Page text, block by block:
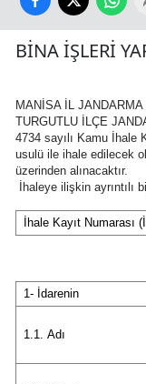
BİNA İŞLERİ
MANİSA İL
TURGUTLU İLÇE
4734 sayılı Kamu İhale
usulü ile ihale edilecek
üzerinden alınacaktır.
İhaleye ilişkin ayrıntılı
İhale Kayıt Numarası
1- İdarenin
1.1. Adı